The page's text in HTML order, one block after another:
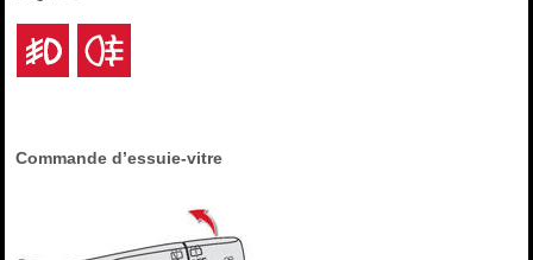
Commande d’essuie-vitre